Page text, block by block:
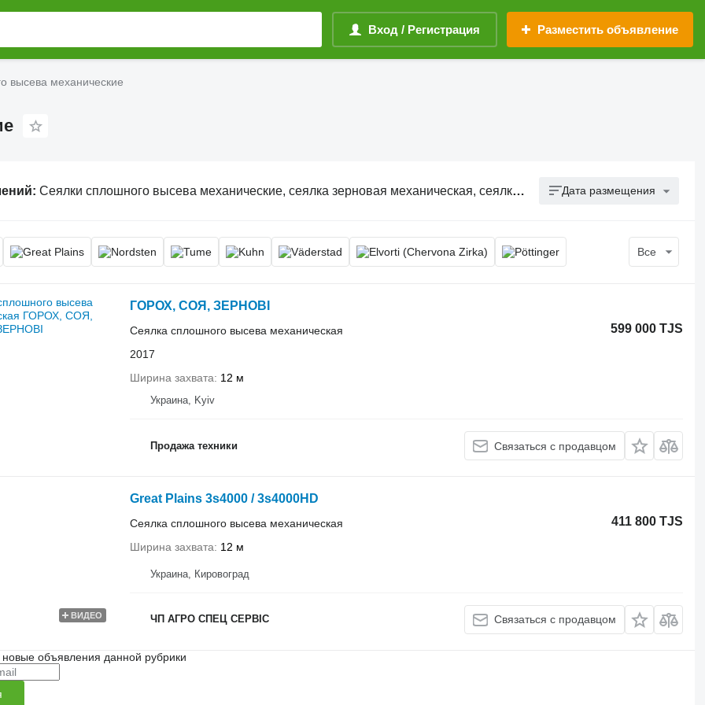
Вход / Регистрация Разместить объявление
высева механические
Сеялки сплошного высева механические, сеялка зерновая механическая, сеялка механическая Дата размещения
Все
ГОРОХ, СОЯ, ЗЕРНОВІ
599 000 TJS
Сеялка сплошного высева механическая
2017
Ширина захвата
12 м
Украина, Kyiv
Продажа техники Связаться с продавцом
ВИДЕО
Great Plains 3s4000 / 3s4000HD
411 800 TJS
Сеялка сплошного высева механическая
Ширина захвата
12 м
Украина, Кировоград
ЧП АГРО СПЕЦ СЕРВІС Связаться с продавцом
объявления данной рубрики